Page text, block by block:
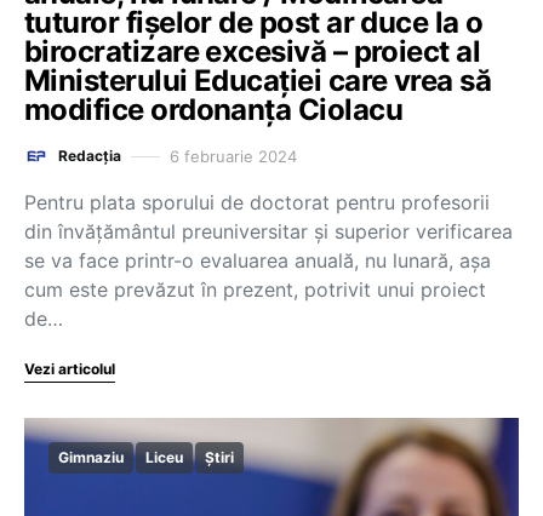
tuturor fișelor de post ar duce la o
birocratizare excesivă – proiect al
Ministerului Educației care vrea să
modifice ordonanța Ciolacu
Redacția 6 februarie 2024
Pentru plata sporului de doctorat pentru profesorii
din învățământul preuniversitar și superior verificarea
se va face printr-o evaluarea anuală, nu lunară, așa
cum este prevăzut în prezent, potrivit unui proiect
de…
Vezi articolul
Gimnaziu Liceu Știri